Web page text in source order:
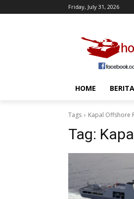
Friday, July 31, 2026
HOME
Tags Kapal Offshore
Tag: